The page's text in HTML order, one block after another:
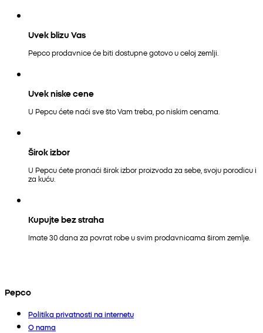
Uvek blizu Vas
Pepco prodavnice će biti dostupne gotovo u celoj zemlji.
Uvek niske cene
U Pepcu ćete naći sve što Vam treba, po niskim cenama.
Širok izbor
U Pepcu ćete pronaći širok izbor proizvoda za sebe, svoju porodicu i
za kuću.
Kupujte bez straha
Imate 30 dana za povrat robe u svim prodavnicama širom zemlje.
Pepco
Politika privatnosti na internetu
O nama